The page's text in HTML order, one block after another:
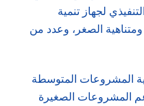
لجهاز تنمية
الصغر، وعدد من
المشروعات المتوسطة
المشروعات الصغيرة